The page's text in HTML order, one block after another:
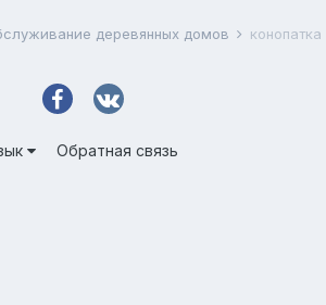
деревянных домов конопатка
Обратная связь